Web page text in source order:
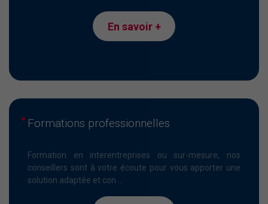
En savoir +
Formations professionnelles
Formation en interentreprises ou sur-mesure, nos
conseillers sont à votre écoute pour vous apporter une
solution adaptée et con ...